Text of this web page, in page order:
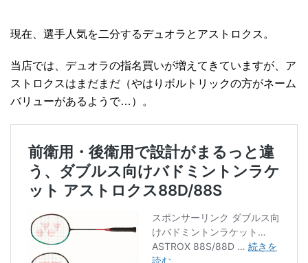
現在、選手人気を二分するデュオラとアストロクス。
当店では、デュオラの指名買いが増えてきていますが、ア
ストロクスはまだまだ（やはりボルトリックの方がネーム
バリューがあるようで…）。